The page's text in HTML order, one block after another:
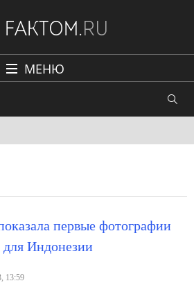
МЕНЮ
первые фотографии
для Индонезии
13:59